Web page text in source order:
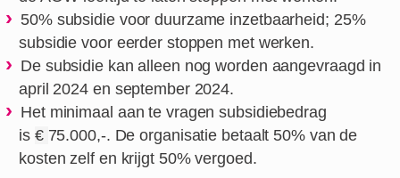
50% subsidie voor duurzame inzetbaarheid; 25%
subsidie voor eerder stoppen met werken.
De subsidie kan alleen nog worden aangevraagd in
april 2024 en september 2024.
Het minimaal aan te vragen subsidiebedrag
is € 75.000,-. De organisatie betaalt 50% van de
kosten zelf en krijgt 50% vergoed.